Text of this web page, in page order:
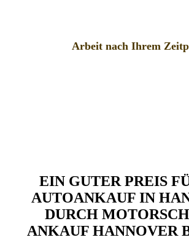
Arbeit nach Ihrem
EIN GUTER PREIS
AUTOANKAUF IN
DURCH
ANKAUF HANNOVER